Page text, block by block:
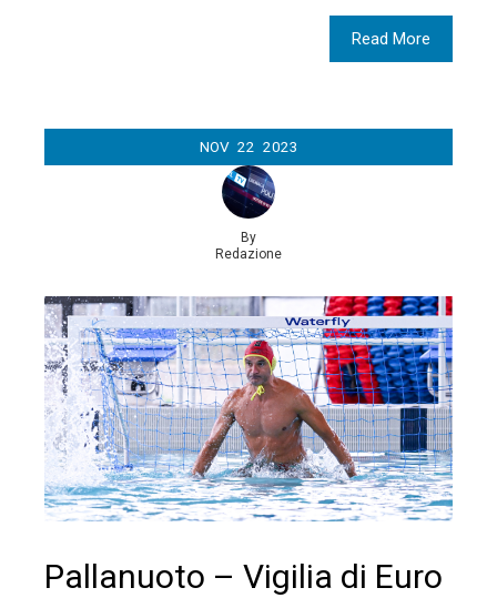
Read More
NOV 22 2023
By
Redazione
Pallanuoto – Vigilia di Euro